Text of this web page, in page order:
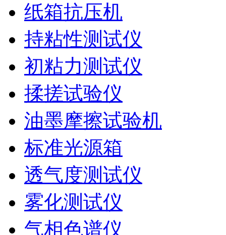
纸箱抗压机
持粘性测试仪
初粘力测试仪
揉搓试验仪
油墨摩擦试验机
标准光源箱
透气度测试仪
雾化测试仪
气相色谱仪